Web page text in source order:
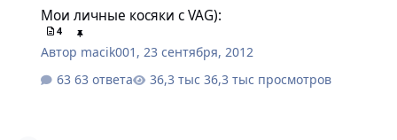
Мои личные косяки с VAG):
4
Автор macik001 ,23 сентября, 2012
63 ответа
36,3 тыс просмотров